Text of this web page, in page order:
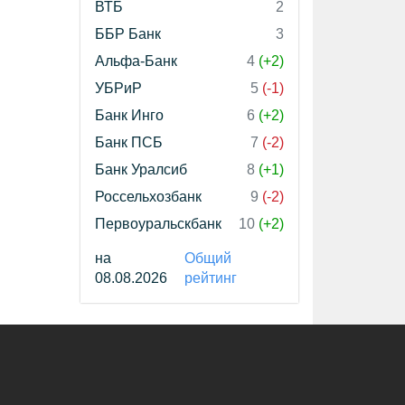
ВТБ
2
ББР Банк
3
Альфа-Банк
4 (+2)
УБРиР
5 (-1)
Банк Инго
6 (+2)
Банк ПСБ
7 (-2)
Банк Уралсиб
8 (+1)
Россельхозбанк
9 (-2)
Первоуральскбанк
10 (+2)
на
08.08.2026
Общий
рейтинг